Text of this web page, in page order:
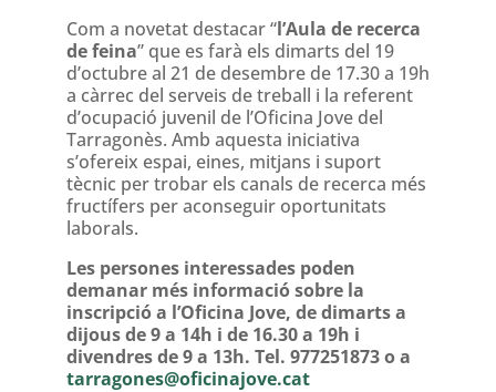
Com a novetat destacar “l’Aula de recerca
de feina” que es farà els dimarts del 19
d’octubre al 21 de desembre de 17.30 a 19h
a càrrec del serveis de treball i la referent
d’ocupació juvenil de l’Oficina Jove del
Tarragonès. Amb aquesta iniciativa
s’ofereix espai, eines, mitjans i suport
tècnic per trobar els canals de recerca més
fructífers per aconseguir oportunitats
laborals.
Les persones interessades poden
demanar més informació sobre la
inscripció a l’Oficina Jove, de dimarts a
dijous de 9 a 14h i de 16.30 a 19h i
divendres de 9 a 13h. Tel. 977251873 o a
tarragones@oficinajove.cat